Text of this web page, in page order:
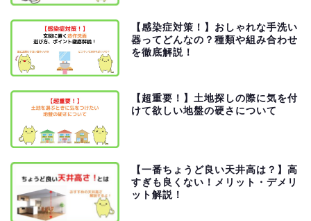
【感染症対策！】おしゃれな手洗い
器ってどんなの？種類や組み合わせ
を徹底解説！
【超重要！】土地探しの際に気を付
けて欲しい地盤の硬さについて
【一番ちょうど良い天井高は？】高
すぎも良くない！メリット・デメリ
ット解説！
建築弱者にならない為
記事一覧